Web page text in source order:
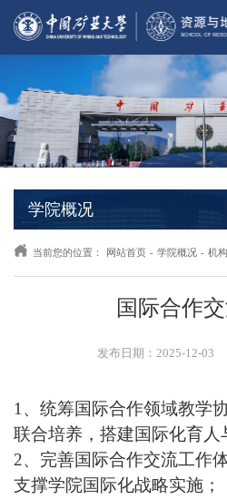
学院概况
当前您的位置： 网站首页 - 学院概况 - 机
国际合作
发布日期：2025-12-03
1、 统筹国际合作领域教学
联合培养，搭建国际化育人
2、 完善国际合作交流工作
支撑学院国际化战略实施；